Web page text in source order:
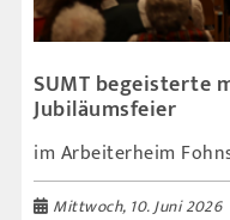
SUMT begeisterte
Jubiläumsfeier
im Arbeiterheim
Mittwoch, 10. Juni 2026